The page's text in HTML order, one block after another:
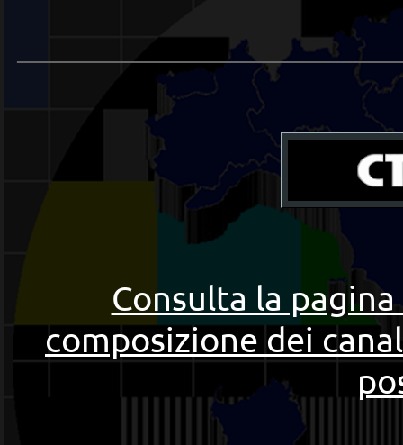
Consulta la
composizione dei